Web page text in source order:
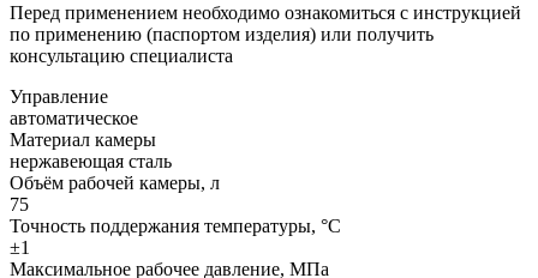
Перед применением необходимо ознакомиться с инструкцией
по применению (паспортом изделия) или получить
консультацию специалиста
Управление
автоматическое
Материал камеры
нержавеющая сталь
Объём рабочей камеры, л
75
Точность поддержания температуры, °С
±1
Максимальное рабочее давление, МПа